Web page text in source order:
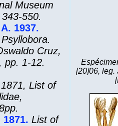
Museum
550.
1937.
Cruz,
pp. 1-12.
List of
List of
[20]06, leg.